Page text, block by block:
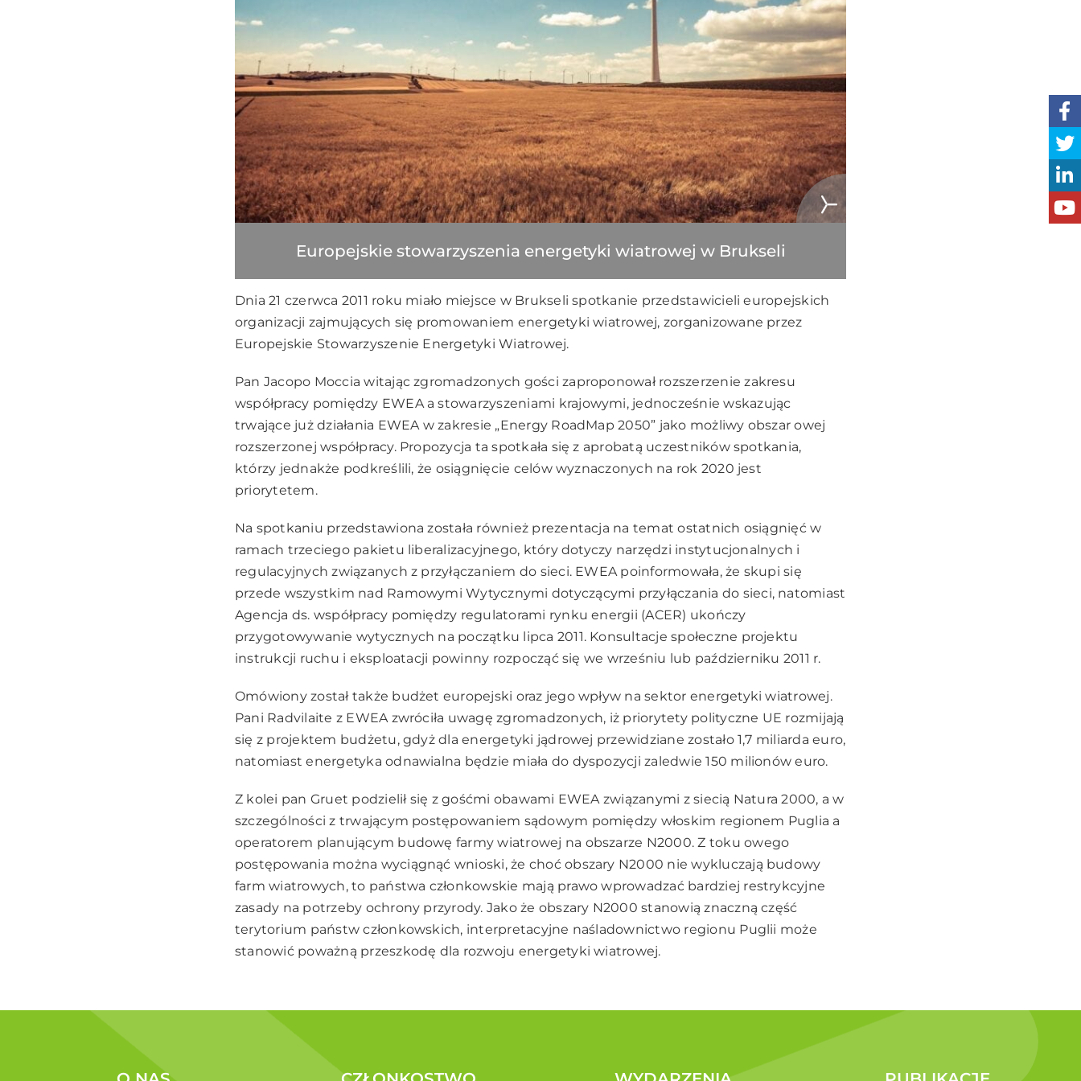
Europejskie stowarzyszenia energetyki wiatrowej w Brukseli
Dnia 21 czerwca 2011 roku miało miejsce w Brukseli spotkanie przedstawicieli europejskich
organizacji zajmujących się promowaniem energetyki wiatrowej, zorganizowane przez
Europejskie Stowarzyszenie Energetyki Wiatrowej.
Pan Jacopo Moccia witając zgromadzonych gości zaproponował rozszerzenie zakresu
współpracy pomiędzy EWEA a stowarzyszeniami krajowymi, jednocześnie wskazując
trwające już działania EWEA w zakresie „Energy RoadMap 2050” jako możliwy obszar owej
rozszerzonej współpracy. Propozycja ta spotkała się z aprobatą uczestników spotkania,
którzy jednakże podkreślili, że osiągnięcie celów wyznaczonych na rok 2020 jest
priorytetem.
Na spotkaniu przedstawiona została również prezentacja na temat ostatnich osiągnięć w
ramach trzeciego pakietu liberalizacyjnego, który dotyczy narzędzi instytucjonalnych i
regulacyjnych związanych z przyłączaniem do sieci. EWEA poinformowała, że skupi się
przede wszystkim nad Ramowymi Wytycznymi dotyczącymi przyłączania do sieci, natomiast
Agencja ds. współpracy pomiędzy regulatorami rynku energii (ACER) ukończy
przygotowywanie wytycznych na początku lipca 2011. Konsultacje społeczne projektu
instrukcji ruchu i eksploatacji powinny rozpocząć się we wrześniu lub październiku 2011 r.
Omówiony został także budżet europejski oraz jego wpływ na sektor energetyki wiatrowej.
Pani Radvilaite z EWEA zwróciła uwagę zgromadzonych, iż priorytety polityczne UE rozmijają
się z projektem budżetu, gdyż dla energetyki jądrowej przewidziane zostało 1,7 miliarda euro,
natomiast energetyka odnawialna będzie miała do dyspozycji zaledwie 150 milionów euro.
Z kolei pan Gruet podzielił się z gośćmi obawami EWEA związanymi z siecią Natura 2000, a w
szczególności z trwającym postępowaniem sądowym pomiędzy włoskim regionem Puglia a
operatorem planującym budowę farmy wiatrowej na obszarze N2000. Z toku owego
postępowania można wyciągnąć wnioski, że choć obszary N2000 nie wykluczają budowy
farm wiatrowych, to państwa członkowskie mają prawo wprowadzać bardziej restrykcyjne
zasady na potrzeby ochrony przyrody. Jako że obszary N2000 stanowią znaczną część
terytorium państw członkowskich, interpretacyjne naśladownictwo regionu Puglii może
stanowić poważną przeszkodę dla rozwoju energetyki wiatrowej.